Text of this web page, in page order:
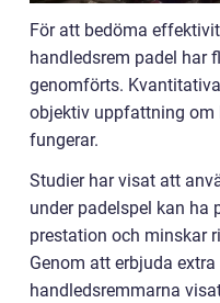
För att bedöma
handledsrem padel har
genomförts.
objektiv uppfattning om
fungerar.
Studier har visat att
under padelspel kan ha
prestation och minskar
Genom att erbjuda
handledsremmarna